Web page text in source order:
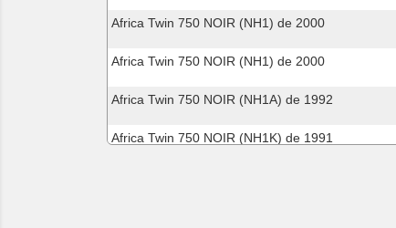
Africa Twin 750 NOIR (NH1) de 2000
Africa Twin 750 NOIR (NH1) de 2000
Africa Twin 750 NOIR (NH1A) de 1992
Africa Twin 750 NOIR (NH1K) de 1991